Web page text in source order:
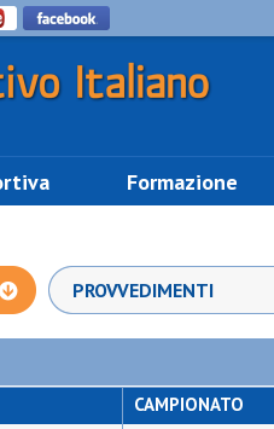
Formazione
PROVVEDIMENTI
CAMPIONATO